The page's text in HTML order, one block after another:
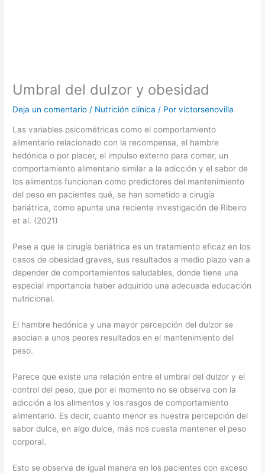
Umbral del dulzor y obesidad
Deja un comentario / Nutrición clínica / Porvictorsenovilla
Las variables psicométricas como el comportamiento
alimentario relacionado con la recompensa, el hambre
hedónica o por placer, el impulso externo para comer, un
comportamiento alimentario similar a la adicción y el sabor de
los alimentos funcionan como predictores del mantenimiento
del peso en pacientes qué, se han sometido a cirugía
bariátrica, como apunta una reciente investigación de Ribeiro
et al. (2021)
Pese a que la cirugía bariátrica es un tratamiento eficaz en los
casos de obesidad graves, sus resultados a medio plazo van a
depender de comportamientos saludables, donde tiene una
especial importancia haber adquirido una adecuada educación
nutricional.
El hambre hedónica y una mayor percepción del dulzor se
asocian a unos peores resultados en el mantenimiento del
peso.
Parece que existe una relación entre el umbral del dulzor y el
control del peso, que por el momento no se observa con la
adicción a los alimentos y los rasgos de comportamiento
alimentario. Es decir, cuanto menor es nuestra percepción del
sabor dulce, en algo dulce, más nos cuesta mantener el peso
corporal.
Esto se observa de igual manera en los pacientes con exceso